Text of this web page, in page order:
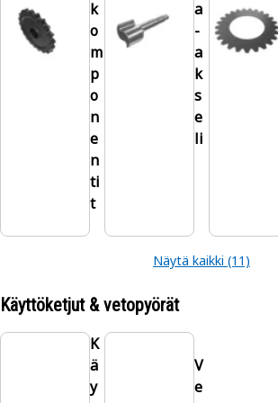
k
o
m
p
o
n
e
n
ti
t
a
-
a
k
s
e
li
Näytä kaikki (11)
Käyttöketjut & vetopyörät
K
ä
y
V
e